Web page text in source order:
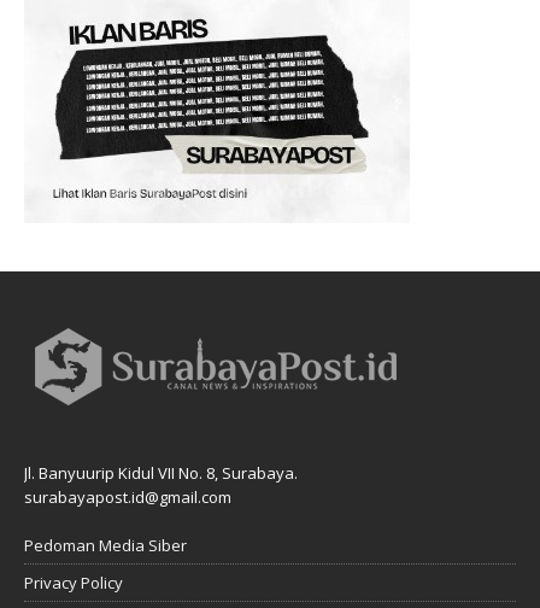
Jl. Banyuurip Kidul VII No. 8, Surabaya.
surabayapost.id@gmail.com
Pedoman Media Siber
Privacy Policy